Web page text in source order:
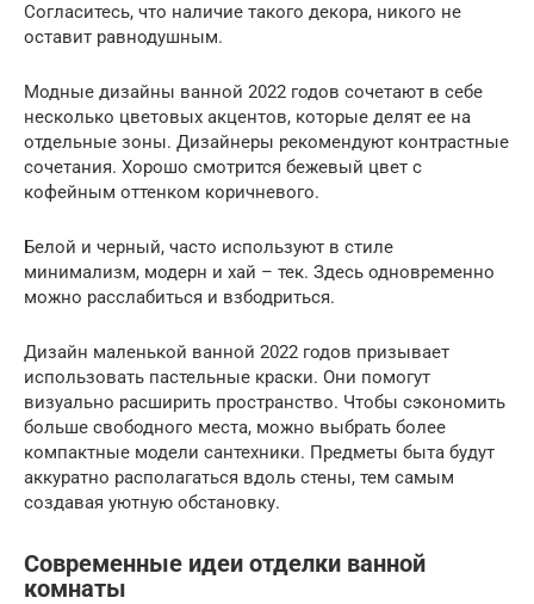
Согласитесь, что наличие такого декора, никого не
оставит равнодушным.
Модные дизайны ванной 2022 годов сочетают в себе
несколько цветовых акцентов, которые делят ее на
отдельные зоны. Дизайнеры рекомендуют контрастные
сочетания. Хорошо смотрится бежевый цвет с
кофейным оттенком коричневого.
Белой и черный, часто используют в стиле
минимализм, модерн и хай – тек. Здесь одновременно
можно расслабиться и взбодриться.
Дизайн маленькой ванной 2022 годов призывает
использовать пастельные краски. Они помогут
визуально расширить пространство. Чтобы сэкономить
больше свободного места, можно выбрать более
компактные модели сантехники. Предметы быта будут
аккуратно располагаться вдоль стены, тем самым
создавая уютную обстановку.
Современные идеи отделки ванной
комнаты